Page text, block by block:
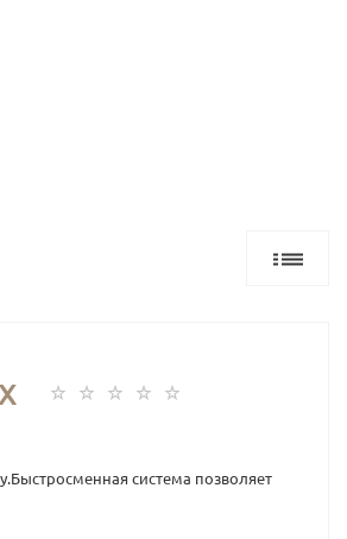
система позволяет